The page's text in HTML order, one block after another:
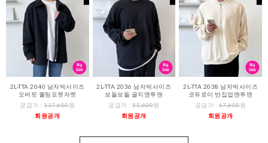
2L-TTA 2040 남자빅사이즈
오버핏 퀄팅포켓자켓
공급가 :117,600원
회원공개
2L-TTA 2036 남자빅사이즈
보들보들 골지맨투맨
공급가 :55,600원
회원공개
2L-TTA 2038 남자빅사이즈
코듀로이 반집업맨투맨
공급가 : 67,600원
회원공개